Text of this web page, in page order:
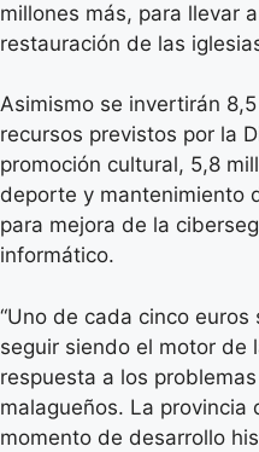
millones más, para llevar
restauración de las
Asimismo se invertirán
recursos previstos por la
promoción cultural, 5,8
deporte y mantenimiento
para mejora de la
informático.
“Uno de cada cinco
seguir siendo el motor de
respuesta a los
malagueños. La provincia
momento de desarrollo